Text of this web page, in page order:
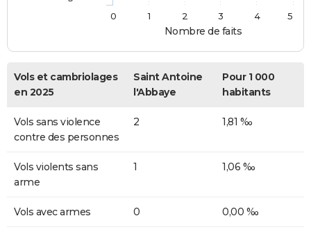
Nombre de faits
0
1 2 3 4 5
Vols et cambriolages
en 2025
Saint Antoine
l'Abbaye
Pour 1 000
habitants
Vols sans violence
contre des personnes
2 1,81 ‰
Vols violents sans
arme
1 1,06 ‰
Vols avec armes 0 0,00 ‰